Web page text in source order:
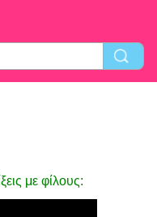
με φίλους: